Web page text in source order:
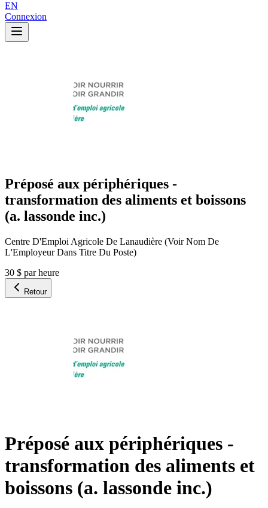
EN
Connexion
Préposé aux périphériques -
transformation des aliments et boissons
(a. lassonde inc.)
Centre D'Emploi Agricole De Lanaudière (Voir Nom De
L'Employeur Dans Titre Du Poste)
30 $ par heure
Retour
Préposé aux périphériques -
transformation des aliments et
boissons (a. lassonde inc.)